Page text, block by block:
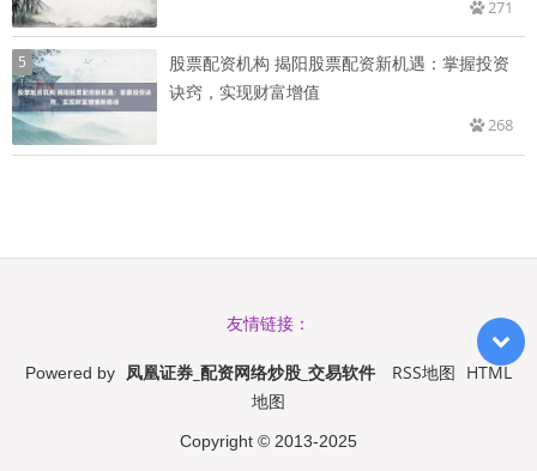
271
5
股票配资机构 揭阳股票配资新机遇：掌握投资
诀窍，实现财富增值
268
友情链接：
Powered by 凤凰证券_配资网络炒股_交易软件 RSS地图 HTML
地图
Copyright © 2013-2025